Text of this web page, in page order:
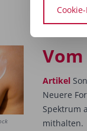
Vom
Artikel
Neuere
Spektrum
mithalten.